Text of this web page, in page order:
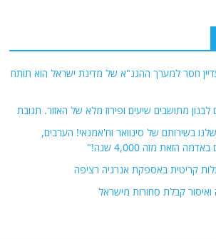
חסר למערך ההגנ"א של מדינת ישראל הוא תותח
לבנון מתושבים שיעים ופירוז מלא של האזור. תגובת
בשירותם של סינוואר וח'אמנאי! הערבים,
הזאת מזה 4,000 שנה!"
קריטית באספקת אנרגיה רציפה
קבלת סחורות מישראל